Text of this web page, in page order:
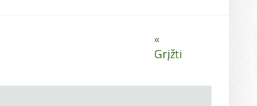
«
Grįžti